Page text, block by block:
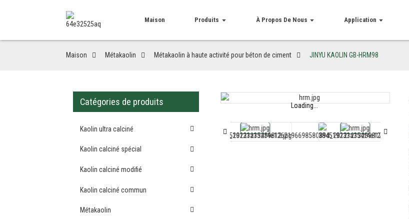
Maison Produits À Propos De Nous Application
Maison Métakaolin Métakaolin à haute activité pour béton de ciment JINYU KAOLIN GB-HRM98
Catégories de produits
Kaolin ultra calciné
Kaolin calciné spécial
Kaolin calciné modifié
Kaolin calciné commun
Métakaolin
Loading...
Loading...
Loading...
Loading...